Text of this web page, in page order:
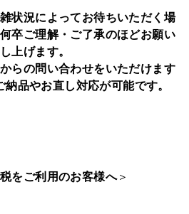
状況によってお待ちいただく場
何卒ご理解・ご了承のほどお願い
上げます。
らの問い合わせをいただけます
品やお直し対応が可能です。
をご利用のお客様へ＞